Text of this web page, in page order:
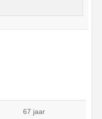
67 jaar